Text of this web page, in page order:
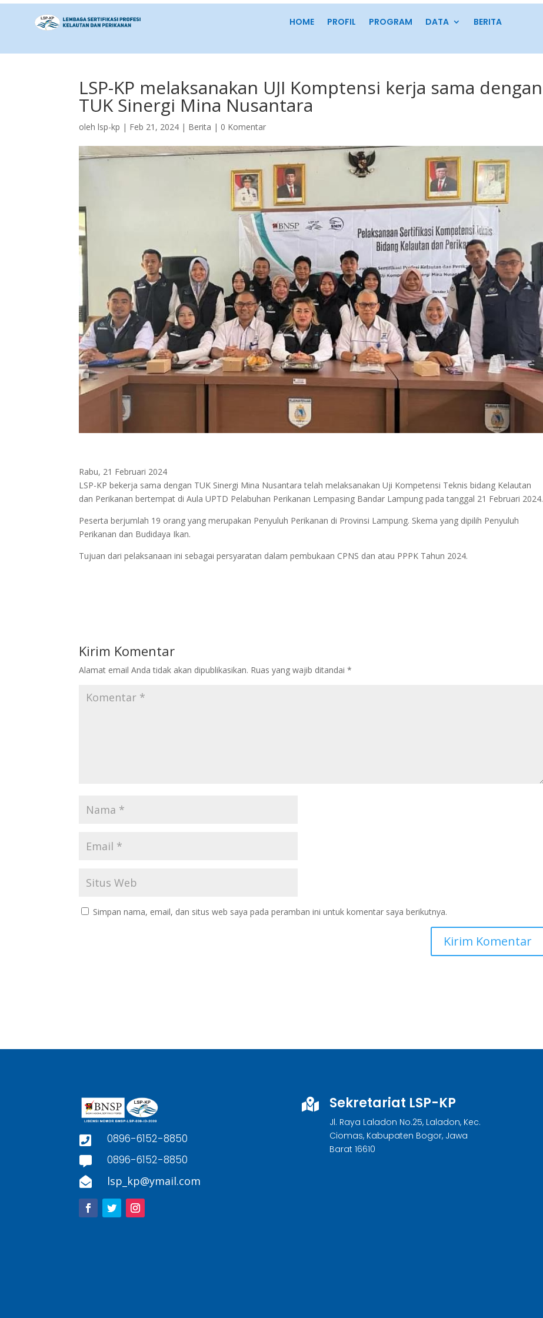
HOME PROFIL PROGRAM DATA BERITA
LSP-KP melaksanakan UJI Komptensi kerja sama dengan
TUK Sinergi Mina Nusantara
olehlsp-kp | Feb 21, 2024 | Berita | 0 Komentar
Rabu, 21 Februari 2024
LSP-KP bekerja sama dengan TUK Sinergi Mina Nusantara telah melaksanakan Uji Kompetensi Teknis bidang Kelautan
dan Perikanan bertempat di Aula UPTD Pelabuhan Perikanan Lempasing Bandar Lampung pada tanggal 21 Februari 2024.
Peserta berjumlah 19 orang yang merupakan Penyuluh Perikanan di Provinsi Lampung. Skema yang dipilih Penyuluh
Perikanan dan Budidaya Ikan.
Tujuan dari pelaksanaan ini sebagai persyaratan dalam pembukaan CPNS dan atau PPPK Tahun 2024.
Kirim Komentar
Alamat email Anda tidak akan dipublikasikan. Ruas yang wajib ditandai*
Simpan nama, email, dan situs web saya pada peramban ini untuk komentar saya berikutnya.
 0896-6152-8850
 0896-6152-8850
 lsp_kp@ymail.com
 Sekretariat LSP-KP
Jl. Raya Laladon No.25, Laladon, Kec.
Ciomas, Kabupaten Bogor, Jawa
Barat 16610